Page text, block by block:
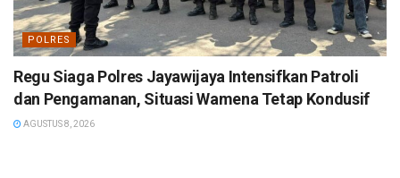
POLRES
Regu Siaga Polres Jayawijaya Intensifkan Patroli
dan Pengamanan, Situasi Wamena Tetap Kondusif
AGUSTUS 8, 2026